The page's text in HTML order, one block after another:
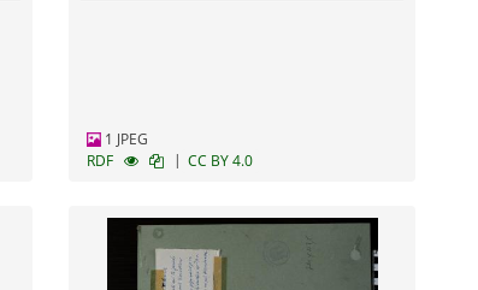
1 JPEG
RDF
| CC BY 4.0